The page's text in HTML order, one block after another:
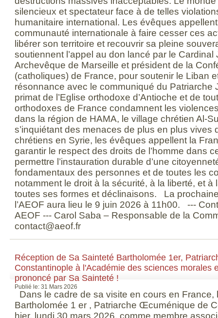
silencieux et spectateur face à de telles
humanitaire international. Les évêques
communauté internationale à faire cesser ces
libérer son territoire et recouvrir sa pleine
soutiennent l’appel au don lancé par le Cardinal
Archevêque de Marseille et président de la
(catholiques) de France, pour soutenir le Liban
résonnance avec le communiqué du Patriarche
primat de l’Eglise orthodoxe d’Antioche et de
orthodoxes de France condamnent les
dans la région de HAMA, le village chrétien Al-
s’inquiétant des menaces de plus en plus vives
chrétiens en Syrie, les évêques appellent la
garantir le respect des droits de l’homme dans
permettre l’instauration durable d’une
fondamentaux des personnes et de toutes les
notamment le droit à la sécurité, à la liberté, et à
toutes ses formes et déclinaisons. La
l’AEOF aura lieu le 9 juin 2026 à 11h00. ---
AEOF --- Carol Saba – Responsable de la
contact@aeof.fr
Réception de Sa Sainteté Bartholomée 1er,
Constantinople à l'Académie des sciences morales
prononcé par Sa Sainteté !
Publié le: 31 Mars 2026
Dans le cadre de sa visite en cours en France,
Bartholomée 1 er , Patriarche Œcuménique de
hier, lundi 30 mars 2026, comme membre